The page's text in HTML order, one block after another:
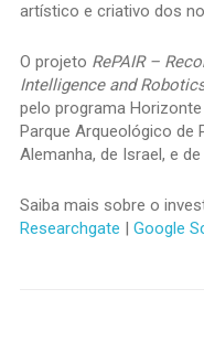
artístico e criativo dos
O projeto RePAIR –
Intelligence and
pelo programa
Parque Arqueológico de
Alemanha, de Israel, e de
Saiba mais sobre o
Researchgate
Google